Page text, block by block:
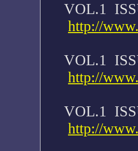
VOL.1
http://
VOL.1
http://
VOL.1
http://